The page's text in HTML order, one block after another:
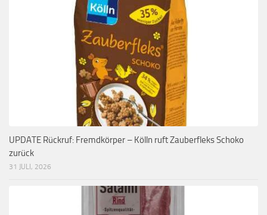
UPDATE Rückruf: Fremdkörper – Kölln ruft Zauberfleks Schoko
zurück
31 JULI, 2026